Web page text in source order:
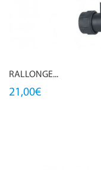
RALLONGE...
21,00€